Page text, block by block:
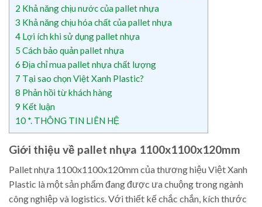
2 Khả năng chịu nước của pallet nhựa
3 Khả năng chịu hóa chất của pallet nhựa
4 Lợi ích khi sử dụng pallet nhựa
5 Cách bảo quản pallet nhựa
6 Địa chỉ mua pallet nhựa chất lượng
7 Tại sao chọn Việt Xanh Plastic?
8 Phản hồi từ khách hàng
9 Kết luận
10 *. THÔNG TIN LIÊN HỆ
Giới thiệu về pallet nhựa 1100x1100x120mm
Pallet nhựa 1100x1100x120mm của thương hiệu Việt Xanh
Plastic là một sản phẩm đang được ưa chuộng trong ngành
công nghiệp và logistics. Với thiết kế chắc chắn, kích thước